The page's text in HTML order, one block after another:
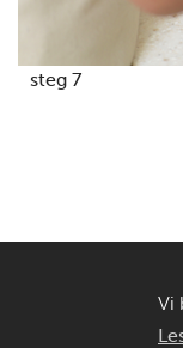
steg 7
Vi